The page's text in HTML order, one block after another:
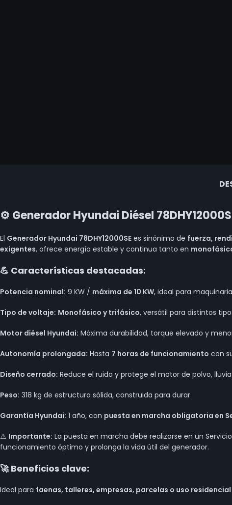
⚙️ Generador Hyundai Diésel
El Generador Hyundai 78DHY12000SE es sinónimo de fuerza,
exigentes, ofrece energía estable y continua tanto en
💪 Características destacadas:
Potencia nominal: 9 KW / máxima de 10 KW, ideal para
Tipo de voltaje: Monofásico y trifásico, versátil para distintos
Motor diésel Hyundai: Máxima durabilidad, torque elevado y
Autonomía prolongada: Hasta 7 horas de funcionamiento con
Diseño cerrado: Reduce el ruido y protege el motor de polvo,
Peso: 318 kg de estructura sólida, construida para durar.
Garantía Hyundai: 1 año, con puesta en marcha obligatoria en
⚠️ Importante: La puesta en marcha debe realizarse en un
funcionamiento óptimo y prolonga la vida útil del generador.
🚀 Beneficios clave:
Ideal para faenas, talleres, empresas, parcelas o uso